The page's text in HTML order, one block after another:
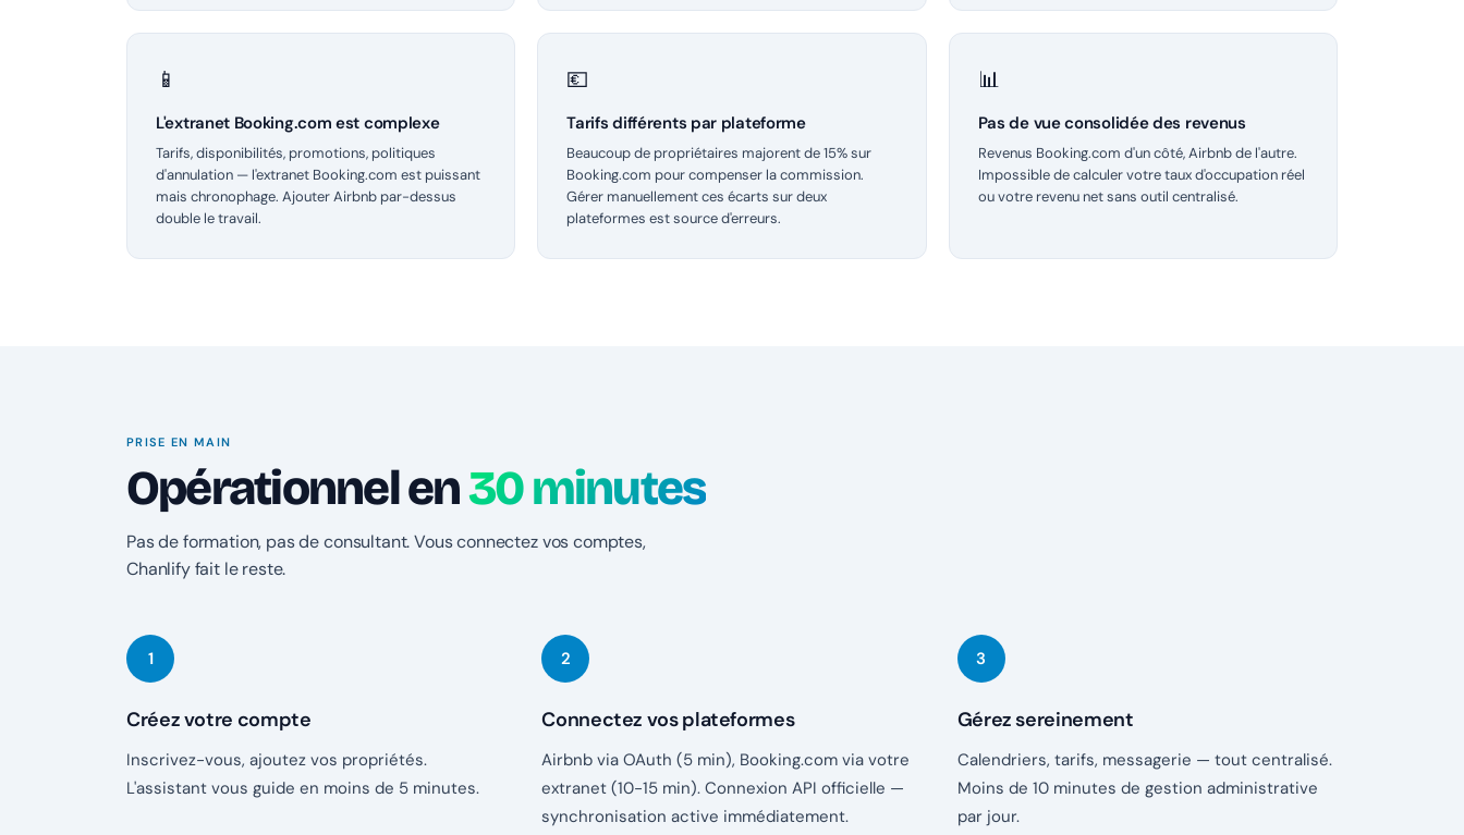
📱
L'extranet Booking.com est complexe
Tarifs, disponibilités, promotions, politiques
d'annulation — l'extranet Booking.com est puissant
mais chronophage. Ajouter Airbnb par-dessus
double le travail.
💶
Tarifs différents par plateforme
Beaucoup de propriétaires majorent de 15% sur
Booking.com pour compenser la commission.
Gérer manuellement ces écarts sur deux
plateformes est source d'erreurs.
📊
Pas de vue consolidée des revenus
Revenus Booking.com d'un côté, Airbnb de l'autre.
Impossible de calculer votre taux d'occupation réel
ou votre revenu net sans outil centralisé.
PRISE EN MAIN
Opérationnel en30 minutes
Pas de formation, pas de consultant. Vous connectez vos comptes,
Chanlify fait le reste.
Créez votre compte
Inscrivez-vous, ajoutez vos propriétés.
L'assistant vous guide en moins de 5 minutes.
Connectez vos plateformes
Airbnb via OAuth (5 min), Booking.com via votre
extranet (10-15 min). Connexion API officielle —
synchronisation active immédiatement.
Gérez sereinement
Calendriers, tarifs, messagerie — tout centralisé.
Moins de 10 minutes de gestion administrative
par jour.